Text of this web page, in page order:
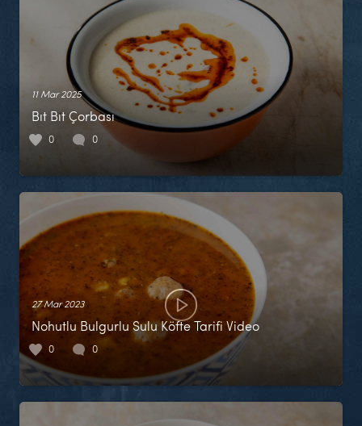
11 Mar 2025
Bıt Bıt Çorbası
0 0
27 Mar 2023
Nohutlu Bulgurlu Sulu Köfte Tarifi Video
0 0